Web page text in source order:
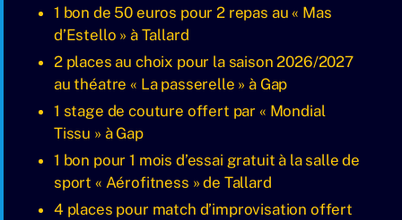
1 bon de 50 euros pour 2 repas au « Mas
d’Estello » à Tallard
2 places au choix pour la saison 2026/2027
au théatre « La passerelle » à Gap
1 stage de couture offert par « Mondial
Tissu » à Gap
1 bon pour 1 mois d’essai gratuit à la salle de
sport « Aérofitness » de Tallard
4 places pour match d’improvisation offert